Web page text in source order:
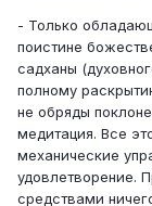
- Только
поистине
садханы
полному
не обряды
медитация. Все
механические
удовлетворение.
средствами